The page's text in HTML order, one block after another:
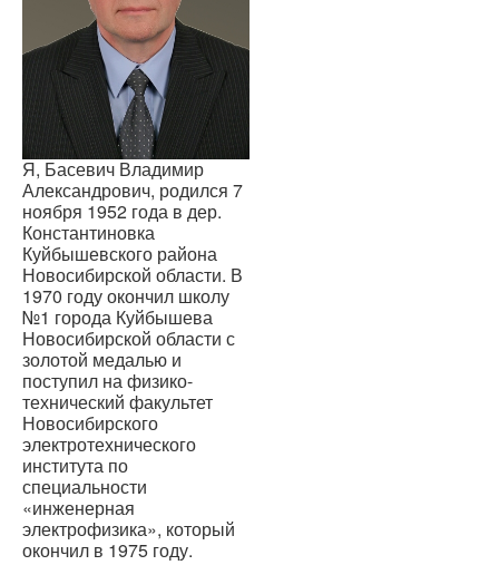
Я, Басевич Владимир
Александрович, родился 7
ноября 1952 года в дер.
Константиновка
Куйбышевского района
Новосибирской области. В
1970 году окончил школу
№1 города Куйбышева
Новосибирской области с
золотой медалью и
поступил на физико-
технический факультет
Новосибирского
электротехнического
института по
специальности
«инженерная
электрофизика», который
окончил в 1975 году.